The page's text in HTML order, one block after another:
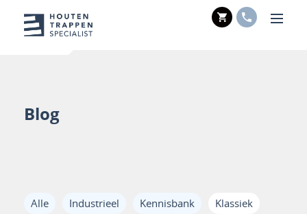
Blog
Alle Industrieel Kennisbank Klassiek